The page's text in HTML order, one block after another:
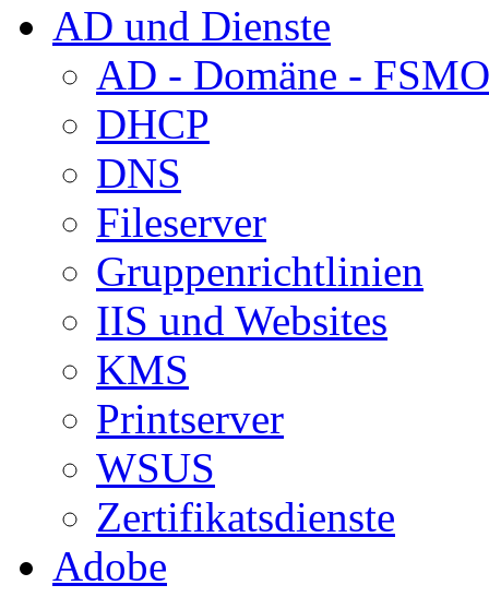
AD und Dienste
AD - Domäne - FSMO
DHCP
DNS
Fileserver
Gruppenrichtlinien
IIS und Websites
KMS
Printserver
WSUS
Zertifikatsdienste
Adobe